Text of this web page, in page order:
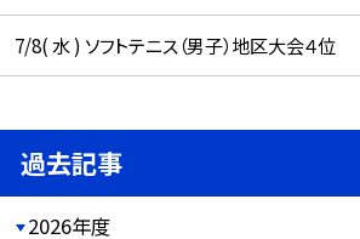
7/8( 水 ) ソフトテニス（男子）地区大会４位
過去記事
2026年度